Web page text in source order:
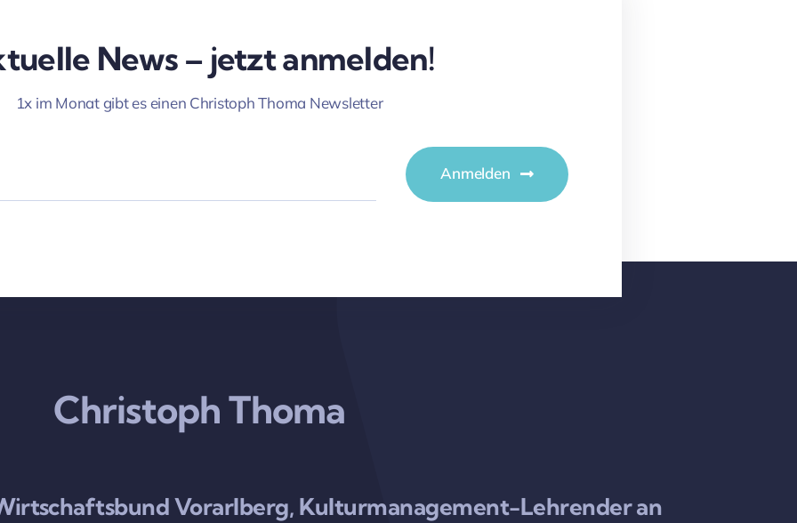
News – jetzt anmelden!
1x im Monat gibt es einen Christoph Thoma Newsletter
Anmelden
Christoph Thoma
Vorarlberg, Kulturmanagement-Lehrender an